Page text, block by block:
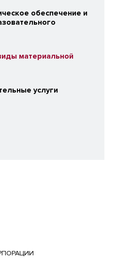
обеспечение и
материальной
услуги